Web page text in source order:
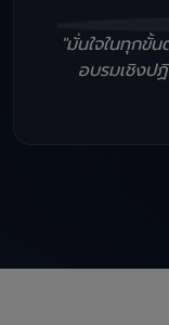
"มั่นใจในทุกขั้
อบรมเชิงป